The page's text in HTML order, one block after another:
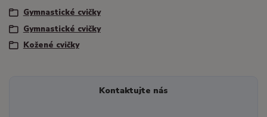
Gymnastické cvičky
Gymnastické cvičky
Kožené cvičky
Kontaktujte nás